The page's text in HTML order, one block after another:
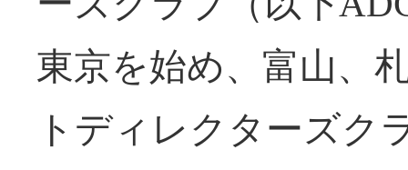
東京を始め、富山、
トディレクターズク